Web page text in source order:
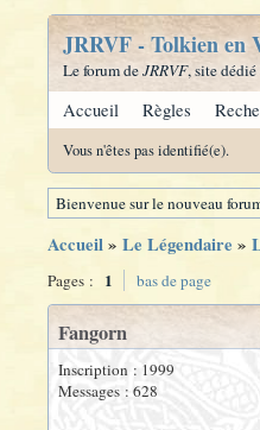
JRRVF - Tolkien en
Le forum deJRRVF, site
Accueil Règles
Vous n'êtes pas identifié(e).
Bienvenue sur le nouveau
Accueil» Le Légendaire »
Pages : 1 bas de page
Fangorn
Inscription : 1999
Messages : 628